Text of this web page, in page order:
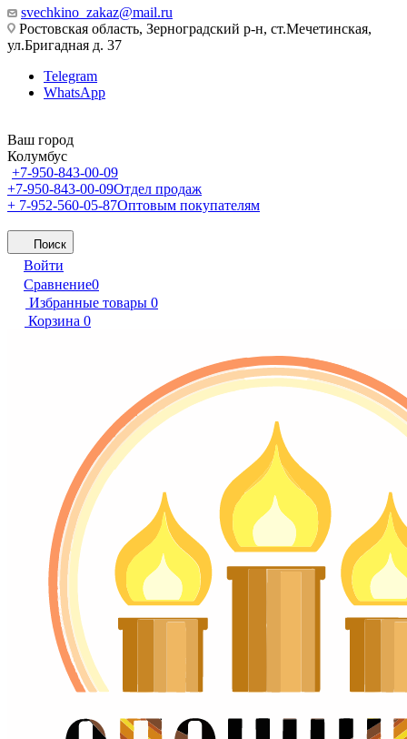
svechkino_zakaz@mail.ru
Ростовская область, Зерноградский р-н, ст.Мечетинская,
ул.Бригадная д. 37
Telegram
WhatsApp
Ваш город
Колумбус
+7-950-843-00-09
+7-950-843-00-09Отдел продаж
+ 7-952-560-05-87Оптовым покупателям
Поиск
Войти
Сравнение0
Избранные товары 0
Корзина 0